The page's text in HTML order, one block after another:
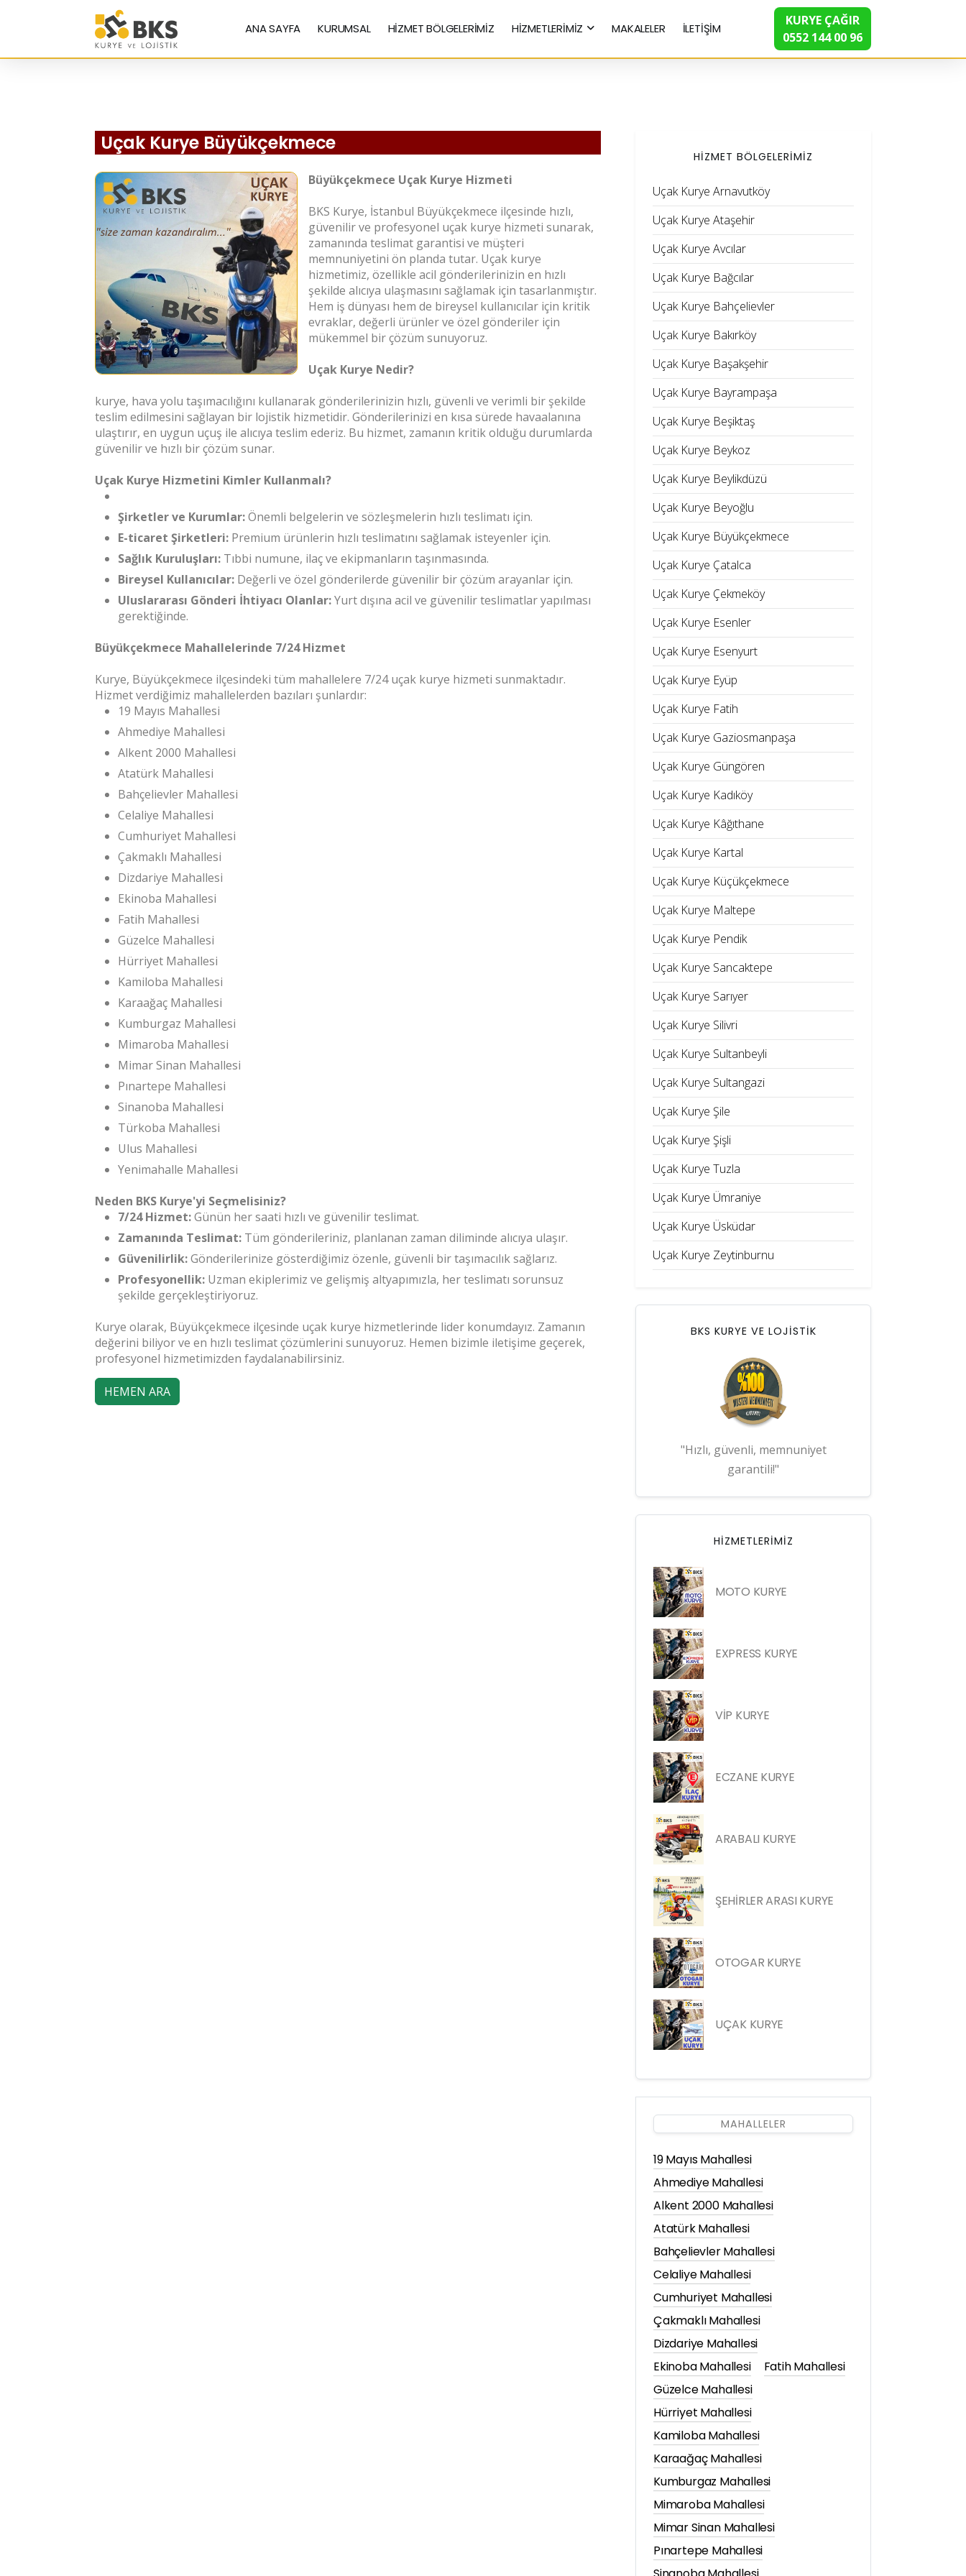
ANA SAYFA KURUMSAL HİZMET BÖLGELERİMİZ HİZMETLERİMİZ MAKALELER İLETİŞİM
KURYE ÇAĞIR
0552 144 00 96
Uçak Kurye Büyükçekmece
Büyükçekmece Uçak Kurye Hizmeti
BKS Kurye, İstanbul Büyükçekmece ilçesinde hızlı,
güvenilir ve profesyonel uçak kurye hizmeti sunarak,
zamanında teslimat garantisi ve müşteri
memnuniyetini ön planda tutar. Uçak kurye
hizmetimiz, özellikle acil gönderilerinizin en hızlı
şekilde alıcıya ulaşmasını sağlamak için tasarlanmıştır.
Hem iş dünyası hem de bireysel kullanıcılar için kritik
evraklar, değerli ürünler ve özel gönderiler için
mükemmel bir çözüm sunuyoruz.
Uçak Kurye Nedir?
kurye, hava yolu taşımacılığını kullanarak gönderilerinizin hızlı, güvenli ve verimli bir şekilde
teslim edilmesini sağlayan bir lojistik hizmetidir. Gönderilerinizi en kısa sürede havaalanına
ulaştırır, en uygun uçuş ile alıcıya teslim ederiz. Bu hizmet, zamanın kritik olduğu durumlarda
güvenilir ve hızlı bir çözüm sunar.
Uçak Kurye Hizmetini Kimler Kullanmalı?
Şirketler ve Kurumlar:Önemli belgelerin ve sözleşmelerin hızlı teslimatı için.
E-ticaret Şirketleri: Premium ürünlerin hızlı teslimatını sağlamak isteyenler için.
Sağlık Kuruluşları: Tıbbi numune, ilaç ve ekipmanların taşınmasında.
Bireysel Kullanıcılar: Değerli ve özel gönderilerde güvenilir bir çözüm arayanlar için.
Uluslararası Gönderi İhtiyacı Olanlar:Yurt dışına acil ve güvenilir teslimatlar yapılması
gerektiğinde.
Büyükçekmece Mahallelerinde 7/24 Hizmet
Kurye, Büyükçekmece ilçesindeki tüm mahallelere 7/24 uçak kurye hizmeti sunmaktadır.
Hizmet verdiğimiz mahallelerden bazıları şunlardır:
19 Mayıs Mahallesi
Ahmediye Mahallesi
Alkent 2000 Mahallesi
Atatürk Mahallesi
Bahçelievler Mahallesi
Celaliye Mahallesi
Cumhuriyet Mahallesi
Çakmaklı Mahallesi
Dizdariye Mahallesi
Ekinoba Mahallesi
Fatih Mahallesi
Güzelce Mahallesi
Hürriyet Mahallesi
Kamiloba Mahallesi
Karaağaç Mahallesi
Kumburgaz Mahallesi
Mimaroba Mahallesi
Mimar Sinan Mahallesi
Pınartepe Mahallesi
Sinanoba Mahallesi
Türkoba Mahallesi
Ulus Mahallesi
Yenimahalle Mahallesi
Neden BKS Kurye'yi Seçmelisiniz?
7/24 Hizmet:Günün her saati hızlı ve güvenilir teslimat.
Zamanında Teslimat: Tüm gönderileriniz, planlanan zaman diliminde alıcıya ulaşır.
Güvenilirlik:Gönderilerinize gösterdiğimiz özenle, güvenli bir taşımacılık sağlarız.
Profesyonellik: Uzman ekiplerimiz ve gelişmiş altyapımızla, her teslimatı sorunsuz
şekilde gerçekleştiriyoruz.
Kurye olarak, Büyükçekmece ilçesinde uçak kurye hizmetlerinde lider konumdayız. Zamanın
değerini biliyor ve en hızlı teslimat çözümlerini sunuyoruz. Hemen bizimle iletişime geçerek,
profesyonel hizmetimizden faydalanabilirsiniz.
HEMEN ARA
HİZMET BÖLGELERİMİZ
Uçak Kurye Arnavutköy
Uçak Kurye Ataşehir
Uçak Kurye Avcılar
Uçak Kurye Bağcılar
Uçak Kurye Bahçelievler
Uçak Kurye Bakırköy
Uçak Kurye Başakşehir
Uçak Kurye Bayrampaşa
Uçak Kurye Beşiktaş
Uçak Kurye Beykoz
Uçak Kurye Beylikdüzü
Uçak Kurye Beyoğlu
Uçak Kurye Büyükçekmece
Uçak Kurye Çatalca
Uçak Kurye Çekmeköy
Uçak Kurye Esenler
Uçak Kurye Esenyurt
Uçak Kurye Eyüp
Uçak Kurye Fatih
Uçak Kurye Gaziosmanpaşa
Uçak Kurye Güngören
Uçak Kurye Kadıköy
Uçak Kurye Kâğıthane
Uçak Kurye Kartal
Uçak Kurye Küçükçekmece
Uçak Kurye Maltepe
Uçak Kurye Pendik
Uçak Kurye Sancaktepe
Uçak Kurye Sarıyer
Uçak Kurye Silivri
Uçak Kurye Sultanbeyli
Uçak Kurye Sultangazi
Uçak Kurye Şile
Uçak Kurye Şişli
Uçak Kurye Tuzla
Uçak Kurye Ümraniye
Uçak Kurye Üsküdar
Uçak Kurye Zeytinburnu
BKS KURYE VE LOJİSTİK
"Hızlı, güvenli, memnuniyet
garantili!"
HIZMETLERIMIZ
MOTO KURYE
EXPRESS KURYE
VİP KURYE
ECZANE KURYE
ARABALI KURYE
ŞEHİRLER ARASI KURYE
OTOGAR KURYE
UÇAK KURYE
MAHALLELER
19 Mayıs Mahallesi
Ahmediye Mahallesi
Alkent 2000 Mahallesi
Atatürk Mahallesi
Bahçelievler Mahallesi
Celaliye Mahallesi
Cumhuriyet Mahallesi
Çakmaklı Mahallesi
Dizdariye Mahallesi
Ekinoba Mahallesi
Fatih Mahallesi
Güzelce Mahallesi
Hürriyet Mahallesi
Kamiloba Mahallesi
Karaağaç Mahallesi
Kumburgaz Mahallesi
Mimaroba Mahallesi
Mimar Sinan Mahallesi
Pınartepe Mahallesi